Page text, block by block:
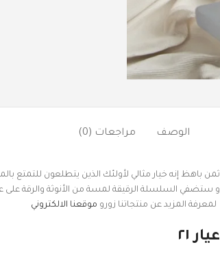
الوصف مراجعات (0)
ثمن باهظ إنه خيار مثالي لأولئك الذين يتطلعون
و ستضفي السلسلة الرقيقة لمسة من الأنوثة والرقة
المزيد عن منتجاتنا زورو موقعنا الالكتروني
٢١